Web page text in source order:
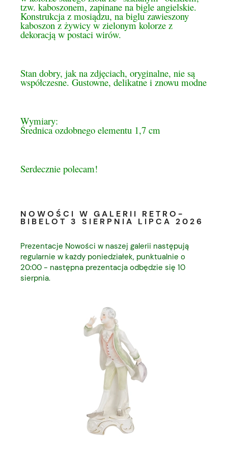
tzw. kaboszonem, zapinane na bigle angielskie.
Konstrukcja z mosiądzu, na biglu zawieszony
kaboszon z żywicy w zielonym kolorze z
dekoracją w postaci wirów.
Stan dobry, jak na zdjęciach, oryginalne, nie są
współczesne. Gustowne, delikatne i znowu modne
Wymiary:
Średnica ozdobnego elementu 1,7 cm
Serdecznie polecam!
NOWOŚCI W GALERII RETRO-
BIBELOT 3 SIERPNIA LIPCA 2026
Prezentacje Nowości w naszej galerii następują
regularnie w każdy poniedziałek, punktualnie o
20:00 - następna prezentacja odbędzie się 10
sierpnia.